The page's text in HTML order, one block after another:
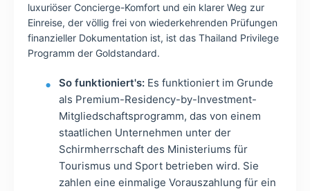
luxuriöser Concierge-Komfort und ein klarer Weg zur
Einreise, der völlig frei von wiederkehrenden Prüfungen
finanzieller Dokumentation ist, ist das Thailand Privilege
Programm der Goldstandard.
So funktioniert's: Es funktioniert im Grunde
als Premium-Residency-by-Investment-
Mitgliedschaftsprogramm, das von einem
staatlichen Unternehmen unter der
Schirmherrschaft des Ministeriums für
Tourismus und Sport betrieben wird. Sie
zahlen eine einmalige Vorauszahlung für ein